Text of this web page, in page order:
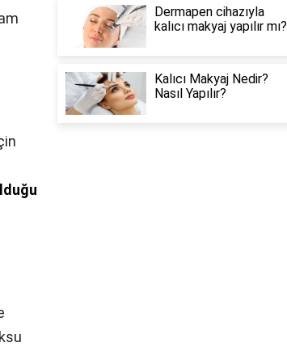
Dermapen cihazıyla
kalıcı makyaj yapılır mı?
Kalıcı Makyaj Nedir?
Nasıl Yapılır?